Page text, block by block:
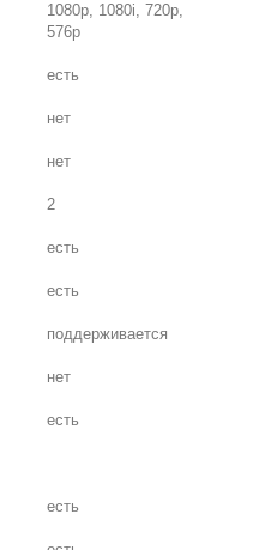
1080p, 1080i, 720p,
576p
есть
нет
нет
2
есть
есть
поддерживается
нет
есть
есть